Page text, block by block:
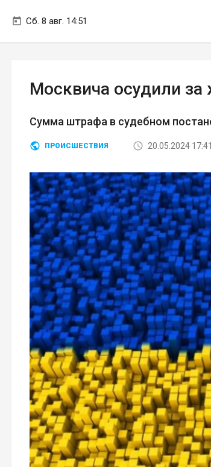
Сб. 8 авг. 14:51
Москвича осудили за
Сумма штрафа в судебном
ПРОИСШЕСТВИЯ 20.05.2024 17:41